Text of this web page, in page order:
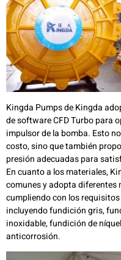
Kingda Pumps de Kingda
de software CFD Turbo para
impulsor de la bomba. Esto
costo, sino que también
presión adecuadas para
En cuanto a los materiales,
comunes y adopta
cumpliendo con los
incluyendo fundición gris,
inoxidable, fundición de
anticorrosión.